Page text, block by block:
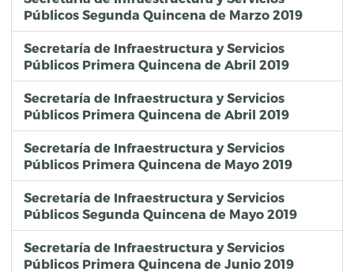
6415
Edgardo Espinosa Calixto Actividades en oficina 2020-04-17
6588
Hugo Ortega Sánchez Vacaciones 2020-04-17 0
320474
Javier López López Actividades de oficina. 2020-04-17 Actividades administrativas. 0
200147
Meneses Martínez José Adrián Calle 2 Sur Colonia Huexotitla 2020-04-17
316511
José Alejandro Salamanca Méndez Oficina 2020-04-17
99488
José Luis González Méndez Actividades en oficina 2020-04-17
98090
Luis Lara Serrano vacaciones 2020-04-17 vacaciones 0
305295
Luis Pérez Arrieta home office por cuarentena COVID-19 2020-04-17
Públicos Segunda Quincena de Marzo 2019
Secretaría de Infraestructura y Servicios
Públicos Primera Quincena de Abril 2019
Secretaría de Infraestructura y Servicios
Públicos Primera Quincena de Abril 2019
Secretaría de Infraestructura y Servicios
Públicos Primera Quincena de Mayo 2019
Secretaría de Infraestructura y Servicios
Públicos Segunda Quincena de Mayo 2019
Secretaría de Infraestructura y Servicios
Públicos Primera Quincena de Junio 2019